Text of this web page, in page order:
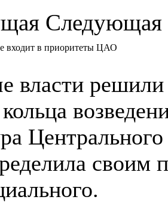
Следующая
входит в приоритеты ЦАО
власти решили
своим